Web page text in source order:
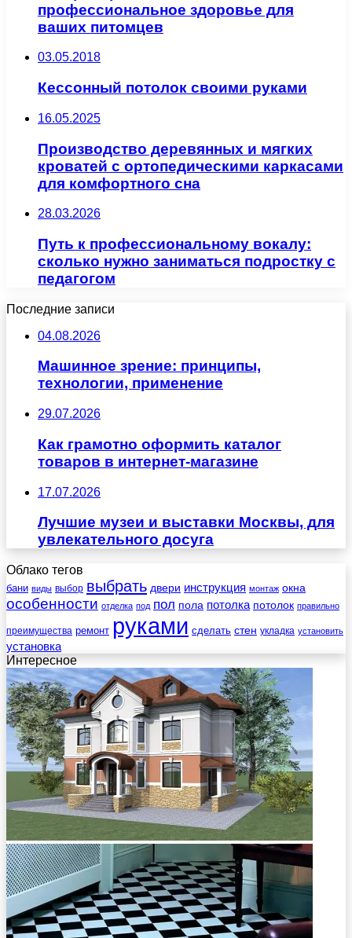
профессиональное здоровье для
ваших питомцев
03.05.2018
Кессонный потолок своими руками
16.05.2025
Производство деревянных и мягких
кроватей с ортопедическими каркасами
для комфортного сна
28.03.2026
Путь к профессиональному вокалу:
сколько нужно заниматься подростку с
педагогом
Последние записи
04.08.2026
Машинное зрение: принципы,
технологии, применение
29.07.2026
Как грамотно оформить каталог
товаров в интернет-магазине
17.07.2026
Лучшие музеи и выставки Москвы, для
увлекательного досуга
Облако тегов
бани виды выбор выбрать двери инструкция монтаж окна
особенности отделка под пол пола потолка потолок правильно
преимущества ремонт руками сделать стен укладка установить
установка
Интересное